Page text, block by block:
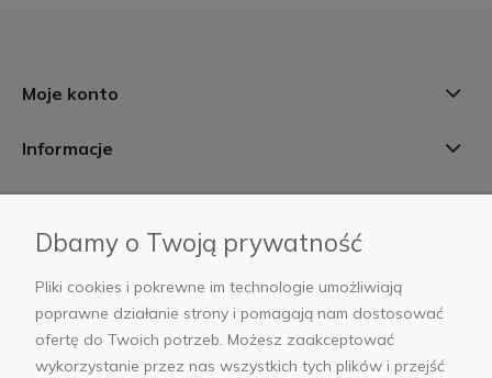
Moje konto
Informacje
AB Foto
Dbamy o Twoją prywatność
Pliki cookies i pokrewne im technologie umożliwiają
poprawne działanie strony i pomagają nam dostosować
ofertę do Twoich potrzeb. Możesz zaakceptować
wykorzystanie przez nas wszystkich tych plików i przejść